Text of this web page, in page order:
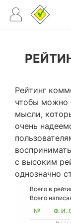
Рейтинг
чтобы можно
мысли,
очень
с высоким
однозначно
Всего в
Всего
№
Ф. И.